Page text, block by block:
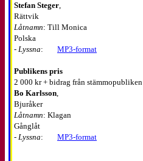
Stefan Steger,
Rättvik
Låtnamn: Till Monica
Polska
- Lyssna: MP3-format
Publikens pris
2 000 kr + bidrag från stämmopubliken
Bo Karlsson,
Bjuråker
Låtnamn: Klagan
Gånglåt
- Lyssna: MP3-format